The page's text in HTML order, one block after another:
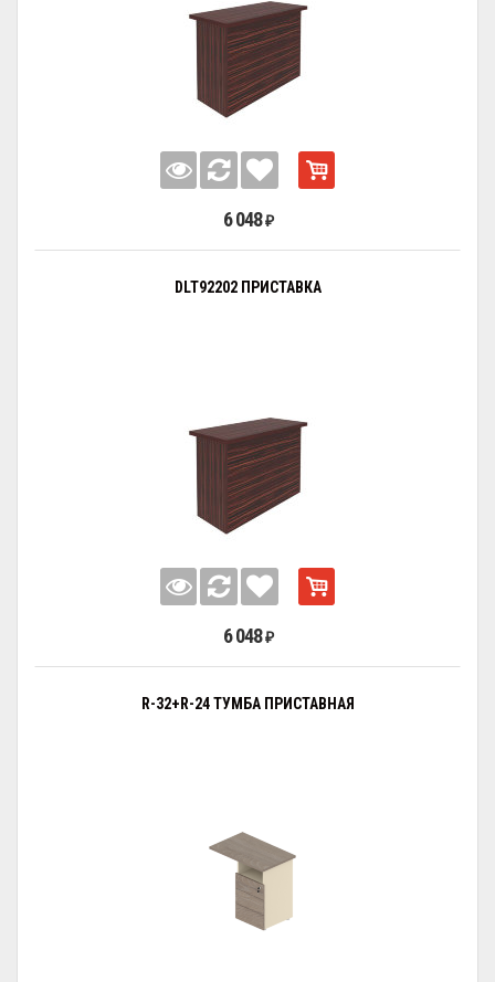
6 048 ₽
DLT92202 ПРИСТАВКА
6 048 ₽
R-32+R-24 ТУМБА ПРИСТАВНАЯ